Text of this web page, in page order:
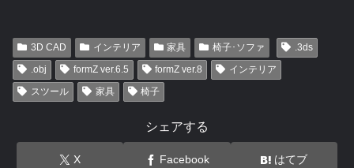
3D CAD インテリア 家具 椅子･ソファ
.3ds
.obj
formZ ver.6.5 formZ ver.8
インテリア
スツール
家具 椅子
シェアする
X Facebook はてブ